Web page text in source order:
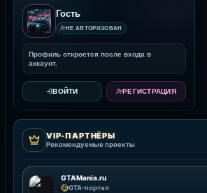
Гость
НЕ АВТОРИЗОВАН
Профиль откроется после входа в
аккаунт.
ВОЙТИ РЕГИСТРАЦИЯ
VIP-ПАРТНЁРЫ
Рекомендуемые проекты
GTAMania.ru
GTA-портал